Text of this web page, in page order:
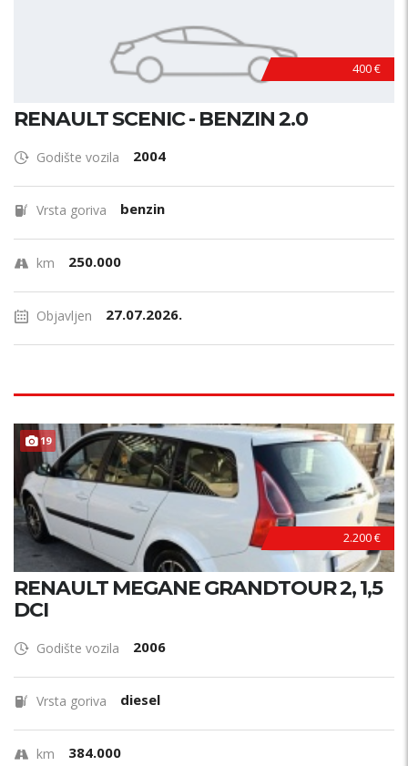
400 €
RENAULT SCENIC - BENZIN 2.0
Godište vozila 2004
Vrsta goriva benzin
km 250.000
Objavljen 27.07.2026.
19
2.200 €
RENAULT MEGANE GRANDTOUR 2, 1,5
DCI
Godište vozila 2006
Vrsta goriva diesel
km 384.000